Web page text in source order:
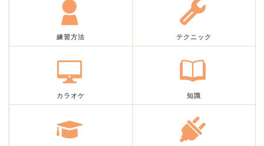
練習方法 テクニック
カラオケ 知識